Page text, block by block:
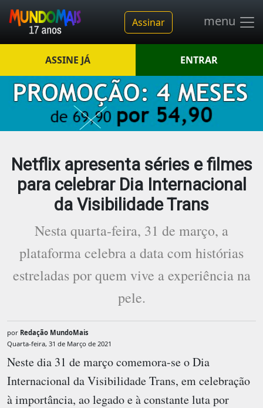
Assinar menu
ASSINE JÁ ENTRAR
Netflix apresenta séries e filmes
para celebrar Dia Internacional
da Visibilidade Trans
Nesta quarta-feira, 31 de março, a
plataforma celebra a data com histórias
estreladas por quem vive a experiência na
pele.
por Redação MundoMais
Quarta-feira, 31 de Março de 2021
Neste dia 31 de março comemora-se o Dia
Internacional da Visibilidade Trans, em celebração
à importância, ao legado e à constante luta por